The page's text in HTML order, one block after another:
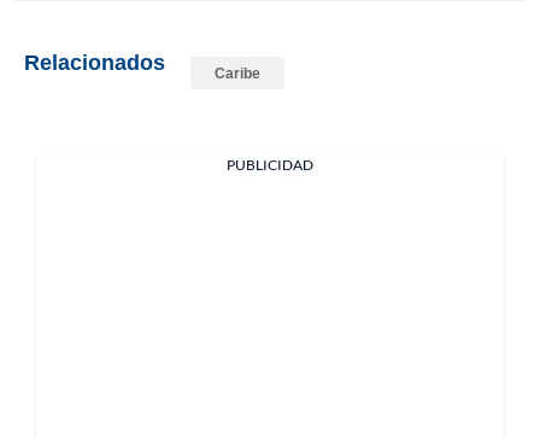
Relacionados Caribe
PUBLICIDAD